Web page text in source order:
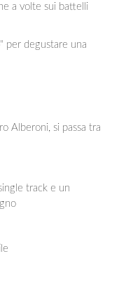
a volte sui battelli
per degustare una
Alberoni, si passa tra
track e un